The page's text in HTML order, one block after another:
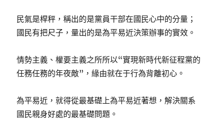
民氣是桿秤，稱出的是黨員干部在國民心中的分量；
國民有把尺子，量出的是為平易近決策辦事的實效。
情勢主義、權要主義之所所以“實現新時代新征程黨的
任務任務的年夜敵”，緣由就在于行為背離初心。
為平易近，就得從最基礎上為平易近著想，解決關系
國民親身好處的最基礎問題。